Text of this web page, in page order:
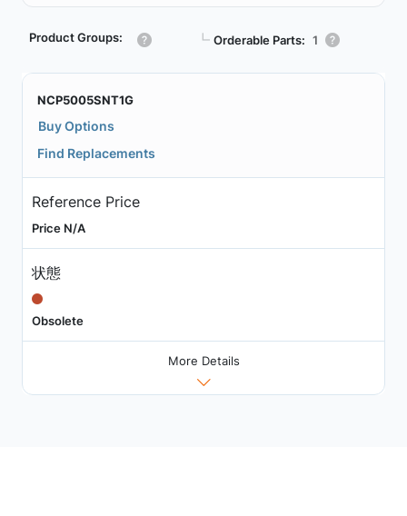
Product Groups: ┗ Orderable Parts: 1
NCP5005SNT1G
Buy Options
Find Replacements
Reference Price
Price N/A
状態
Obsolete
More Details